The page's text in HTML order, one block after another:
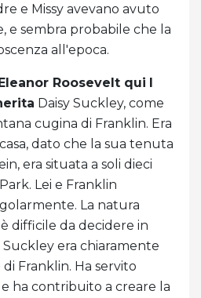
e Missy avevano avuto
e sembra probabile che la
all'epoca.
Roosevelt qui I
Daisy Suckley, come
cugina di Franklin. Era
dato che la sua tenuta
era situata a soli dieci
Lei e Franklin
La natura
difficile da decidere in
era chiaramente
Franklin. Ha servito
ha contribuito a creare la